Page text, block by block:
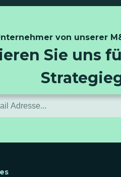
von unserer
Sie uns